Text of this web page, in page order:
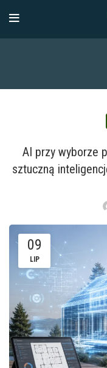
AI przy wyborze
sztuczną
09
LIP